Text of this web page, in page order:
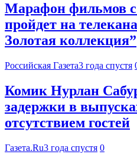
Марафон фильмов
пройдет на
Золотая коллекция”
Российская Газета3 года спустя
Комик Нурлан
задержки в
отсутствием гостей
Газета.Ru3 года спустя 0